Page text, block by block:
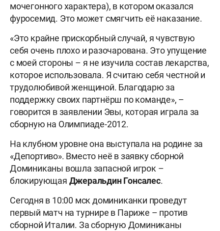
мочегонного характера), в котором оказался
фуросемид. Это может смягчить её наказание.
«Это крайне прискорбный случай, я чувствую
себя очень плохо и разочарована. Это упущение
с моей стороны – я не изучила состав лекарства,
которое использовала. Я считаю себя честной и
трудолюбивой женщиной. Благодарю за
поддержку своих партнёрш по команде», –
говорится в заявлении Эвы, которая играла за
сборную на Олимпиаде-2012.
На клубном уровне она выступала на родине за
«Депортиво». Вместо неё в заявку сборной
Доминиканы вошла запасной игрок –
блокирующая Джеральдин Гонсалес.
Сегодня в 10:00 мск доминиканки проведут
первый матч на турнире в Париже – против
сборной Италии. За сборную Доминиканы